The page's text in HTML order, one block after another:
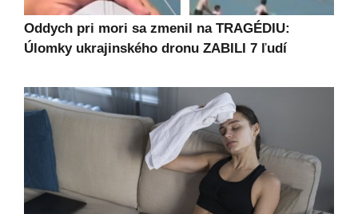
Oddych pri mori sa zmenil na TRAGÉDIU:
Úlomky ukrajinského dronu ZABILI 7 ľudí